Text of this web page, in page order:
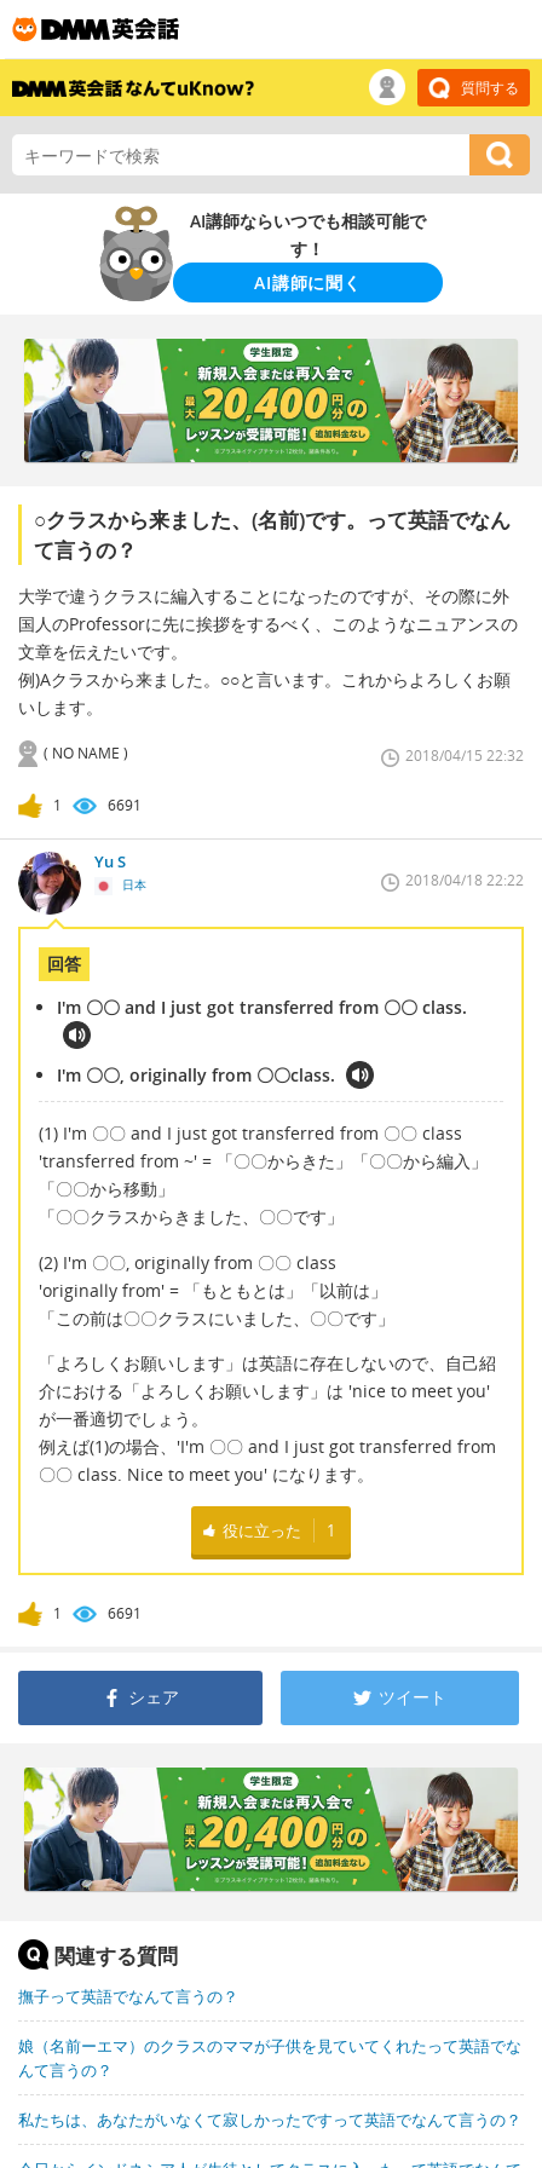
質問する
AI講師ならいつでも相談可能で
す！
AI講師に聞く
○クラスから来ました、(名前)です。って英語でなん
て言うの？
大学で違うクラスに編入することになったのですが、その際に外
国人のProfessorに先に挨拶をするべく、このようなニュアンスの
文章を伝えたいです。
例)Aクラスから来ました。○○と言います。これからよろしくお願
いします。
( NO NAME ) 2018/04/15 22:32
1 6691
Yu S
日本 2018/04/18 22:22
回答
I'm 〇〇 and I just got transferred from 〇〇 class.
I'm 〇〇, originally from 〇〇class.
(1) I'm 〇〇 and I just got transferred from 〇〇 class
'transferred from ~' = 「〇〇からきた」「〇〇から編入」
「〇〇から移動」
「〇〇クラスからきました、〇〇です」
(2) I'm 〇〇, originally from 〇〇 class
'originally from' = 「もともとは」「以前は」
「この前は〇〇クラスにいました、〇〇です」
「よろしくお願いします」は英語に存在しないので、自己紹
介における「よろしくお願いします」は 'nice to meet you'
が一番適切でしょう。
例えば(1)の場合、'I'm 〇〇 and I just got transferred from
〇〇 class. Nice to meet you' になります。
役に立った 1
1 6691
シェア ツイート
関連する質問
撫子って英語でなんて言うの？
娘（名前ーエマ）のクラスのママが子供を見ていてくれたって英語でな
んて言うの？
私たちは、あなたがいなくて寂しかったですって英語でなんて言うの？